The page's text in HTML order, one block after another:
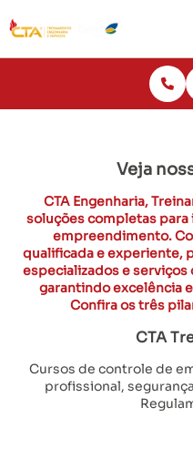
Veja
CTA Engenharia,
soluções completas para
empreendimento.
qualificada e experiente,
especializados e
garantindo excelência
Confira os três
CTA
Cursos de controle de
profissional,